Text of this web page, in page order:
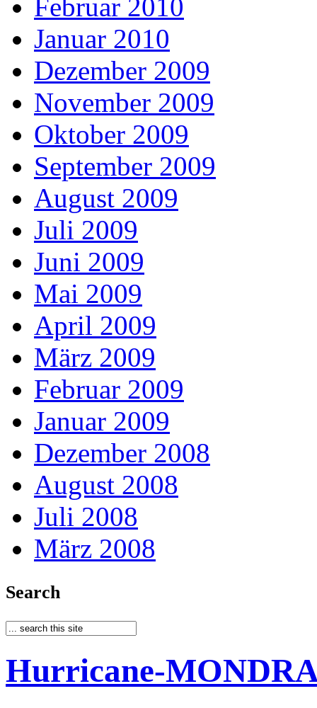
Februar 2010
Januar 2010
Dezember 2009
November 2009
Oktober 2009
September 2009
August 2009
Juli 2009
Juni 2009
Mai 2009
April 2009
März 2009
Februar 2009
Januar 2009
Dezember 2008
August 2008
Juli 2008
März 2008
Search
Hurricane-